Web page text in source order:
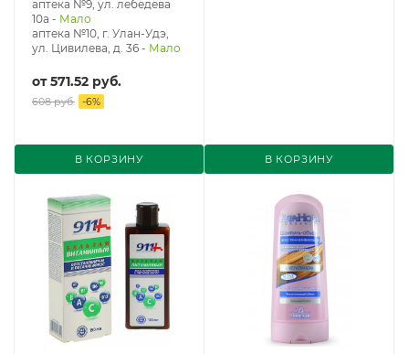
аптека №9, ул. лебедева
10а - Мало
аптека №10, г. Улан-Удэ,
ул. Цивилева, д. 36 - Мало
от571.52 руб.
608 руб. -6%
В КОРЗИНУ В КОРЗИНУ